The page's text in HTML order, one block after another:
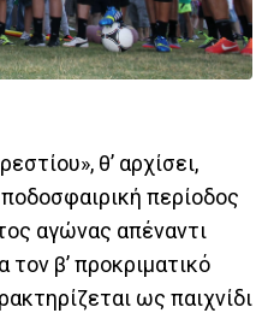
θ’ αρχίσει,
περίοδος
αγώνας απέναντι
τον β’ προκριματικό
ως παιχνίδι